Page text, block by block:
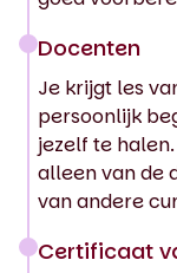
Docenten
Je krijgt les
persoonlijk
jezelf te
alleen van de
van andere
Certificaat